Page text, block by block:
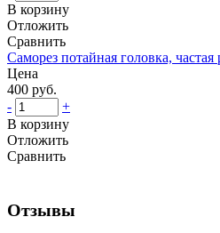
В корзину
Отложить
Сравнить
Саморез потайная головка,
Цена
400 руб.
-
+
В корзину
Отложить
Сравнить
Отзывы